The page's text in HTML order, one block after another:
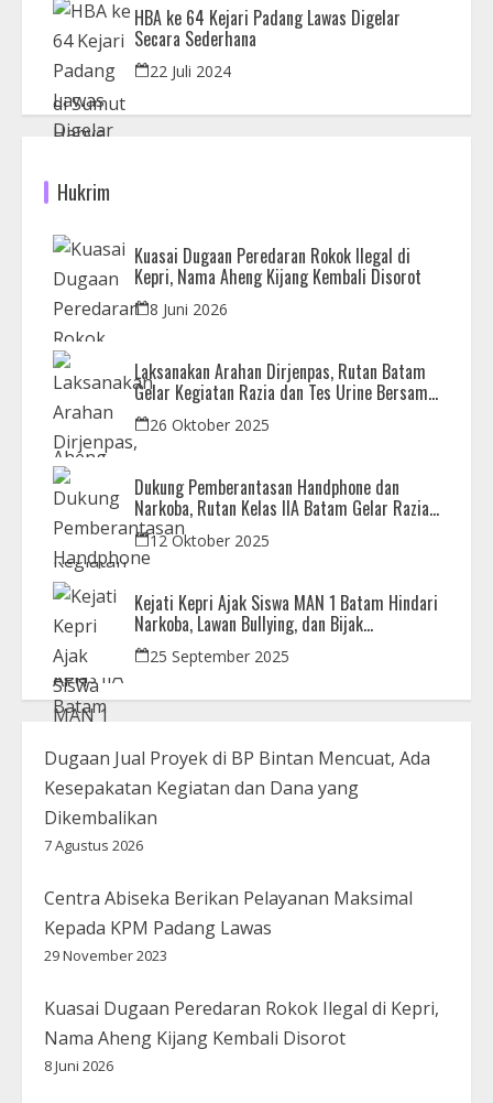
HBA ke 64 Kejari Padang Lawas Digelar
Secara Sederhana
22 Juli 2024
Hukrim
Kuasai Dugaan Peredaran Rokok Ilegal di
Kepri, Nama Aheng Kijang Kembali Disorot
8 Juni 2026
Laksanakan Arahan Dirjenpas, Rutan Batam
Gelar Kegiatan Razia dan Tes Urine Bersama
APH26 Oktober 2025
Dukung Pemberantasan Handphone dan
Narkoba, Rutan Kelas IIA Batam Gelar Razia
Bersama Aparat Penegak Hukum
12 Oktober 2025
Kejati Kepri Ajak Siswa MAN 1 Batam Hindari
Narkoba, Lawan Bullying, dan Bijak
Bermedsos
25 September 2025
Dugaan Jual Proyek di BP Bintan Mencuat, Ada
Kesepakatan Kegiatan dan Dana yang
Dikembalikan
7 Agustus 2026
Centra Abiseka Berikan Pelayanan Maksimal
Kepada KPM Padang Lawas
29 November 2023
Kuasai Dugaan Peredaran Rokok Ilegal di Kepri,
Nama Aheng Kijang Kembali Disorot
8 Juni 2026